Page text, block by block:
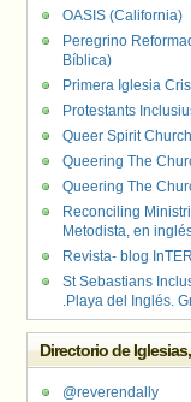
OASIS (California)
Peregrino
Bíblica)
Primera Iglesia
Protestants
Queer Spirit Church
Queering The
Queering The
Reconciling
Metodista, en
Revista- blog
St Sebastians
.Playa del Inglés.
Directorio de
@reverendally